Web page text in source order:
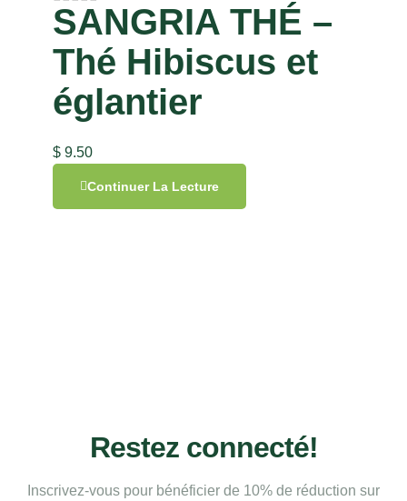
SANGRIA THÉ –
Thé Hibiscus et
églantier
$ 9.50
Continuer La Lecture
Restez connecté!
Inscrivez-vous pour bénéficier de 10% de réduction sur